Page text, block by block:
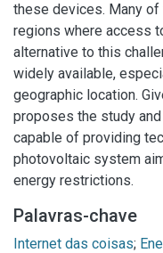
these devices. Many
regions where access
alternative to this
widely available,
geographic location.
proposes the study
capable of providing
photovoltaic system
energy restrictions.
Palavras-chave
Internet das coisas;